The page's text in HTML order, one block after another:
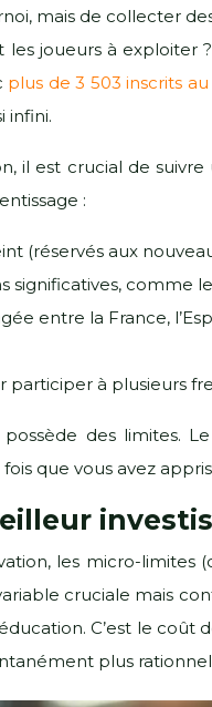
mais de collecter
les joueurs à
plus de 3 503 inscrits
infini.
il est crucial de
:
(réservés aux
significatives, comme
entre la France,
participer à plusieurs
des limites.
que vous avez
les micro-
cruciale mais
C’est le coût
plus